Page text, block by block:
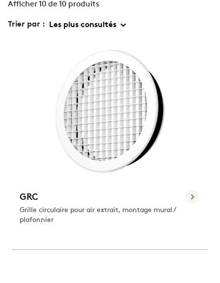
Afficher 10 de 10 produits
Trier par :
GRC
Grille circulaire pour air extrait, montage mural /
plafonnier